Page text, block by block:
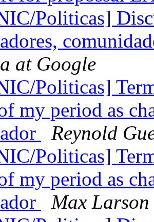
Politicas]
at Google
Politicas]
my period as
Reynold
Politicas]
my period as
Max